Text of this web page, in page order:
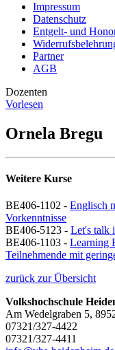
Impressum
Datenschutz
Entgelt- und
Partner
AGB
Dozenten
Vorlesen
Ornela Bregu
Weitere Kurse
BE406-1102 - Englisch
Vorkenntnisse
BE406-5123 - Let's talk
BE406-1103 - Learning
Teilnehmende mit
zurück zur Übersicht
Volkshochschule
Am Wedelgraben 5,
07321/327-4422
07321/327-4411